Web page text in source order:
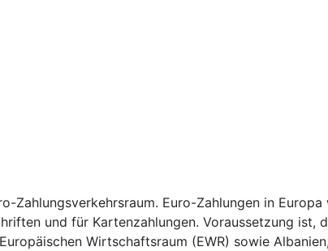
Zahlungsverkehrsraum. Euro-Zahlungen in
und für Kartenzahlungen. Voraussetzung ist,
Wirtschaftsraum (EWR) sowie